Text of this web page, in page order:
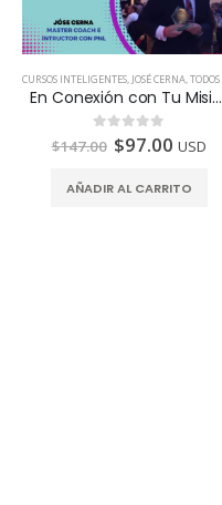
CURSOS INTELIGENTES JOSÉ CERNA TODOS LOS
En Conexión con Tu Misión de Vida | Master Coach José Cerna
de 5
$147.00 $97.00 USD
AÑADIR AL CARRITO